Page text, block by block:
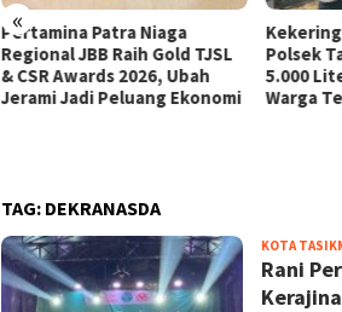
«
Pertamina Patra Niaga
Regional JBB Raih Gold TJSL
& CSR Awards 2026, Ubah
Jerami Jadi Peluang Ekonomi
Polsek
5.000
Warga
TAG: DEKRANASDA
KOTA
Rani